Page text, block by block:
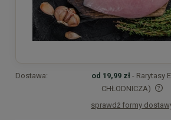
Dostawa: od 19,99 zł - Rarytasy
CHŁODNICZA)
Cena nie zawiera ewentualnych kosztów
sprawdź formy